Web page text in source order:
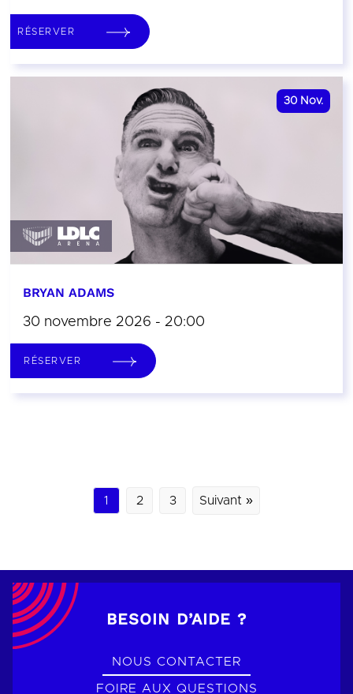
RÉSERVER
30 Nov.
BRYAN ADAMS
30 novembre 2026 - 20:00
RÉSERVER
1 2 3 Suivant »
BESOIN D’AIDE ?
NOUS CONTACTER
FOIRE AUX QUESTIONS